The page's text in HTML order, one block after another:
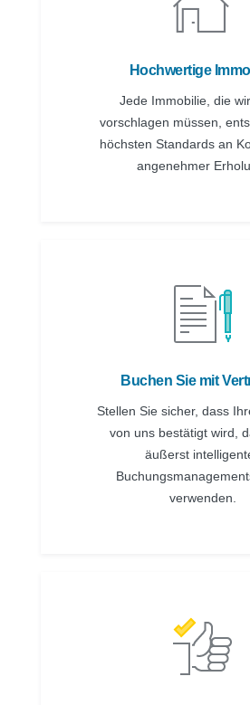
Hochwertige
Jede Immobilie, die
vorschlagen müssen,
höchsten Standards an
angenehmer
Buchen Sie mit
Stellen Sie sicher, dass
von uns bestätigt wird,
äußerst
verwenden.